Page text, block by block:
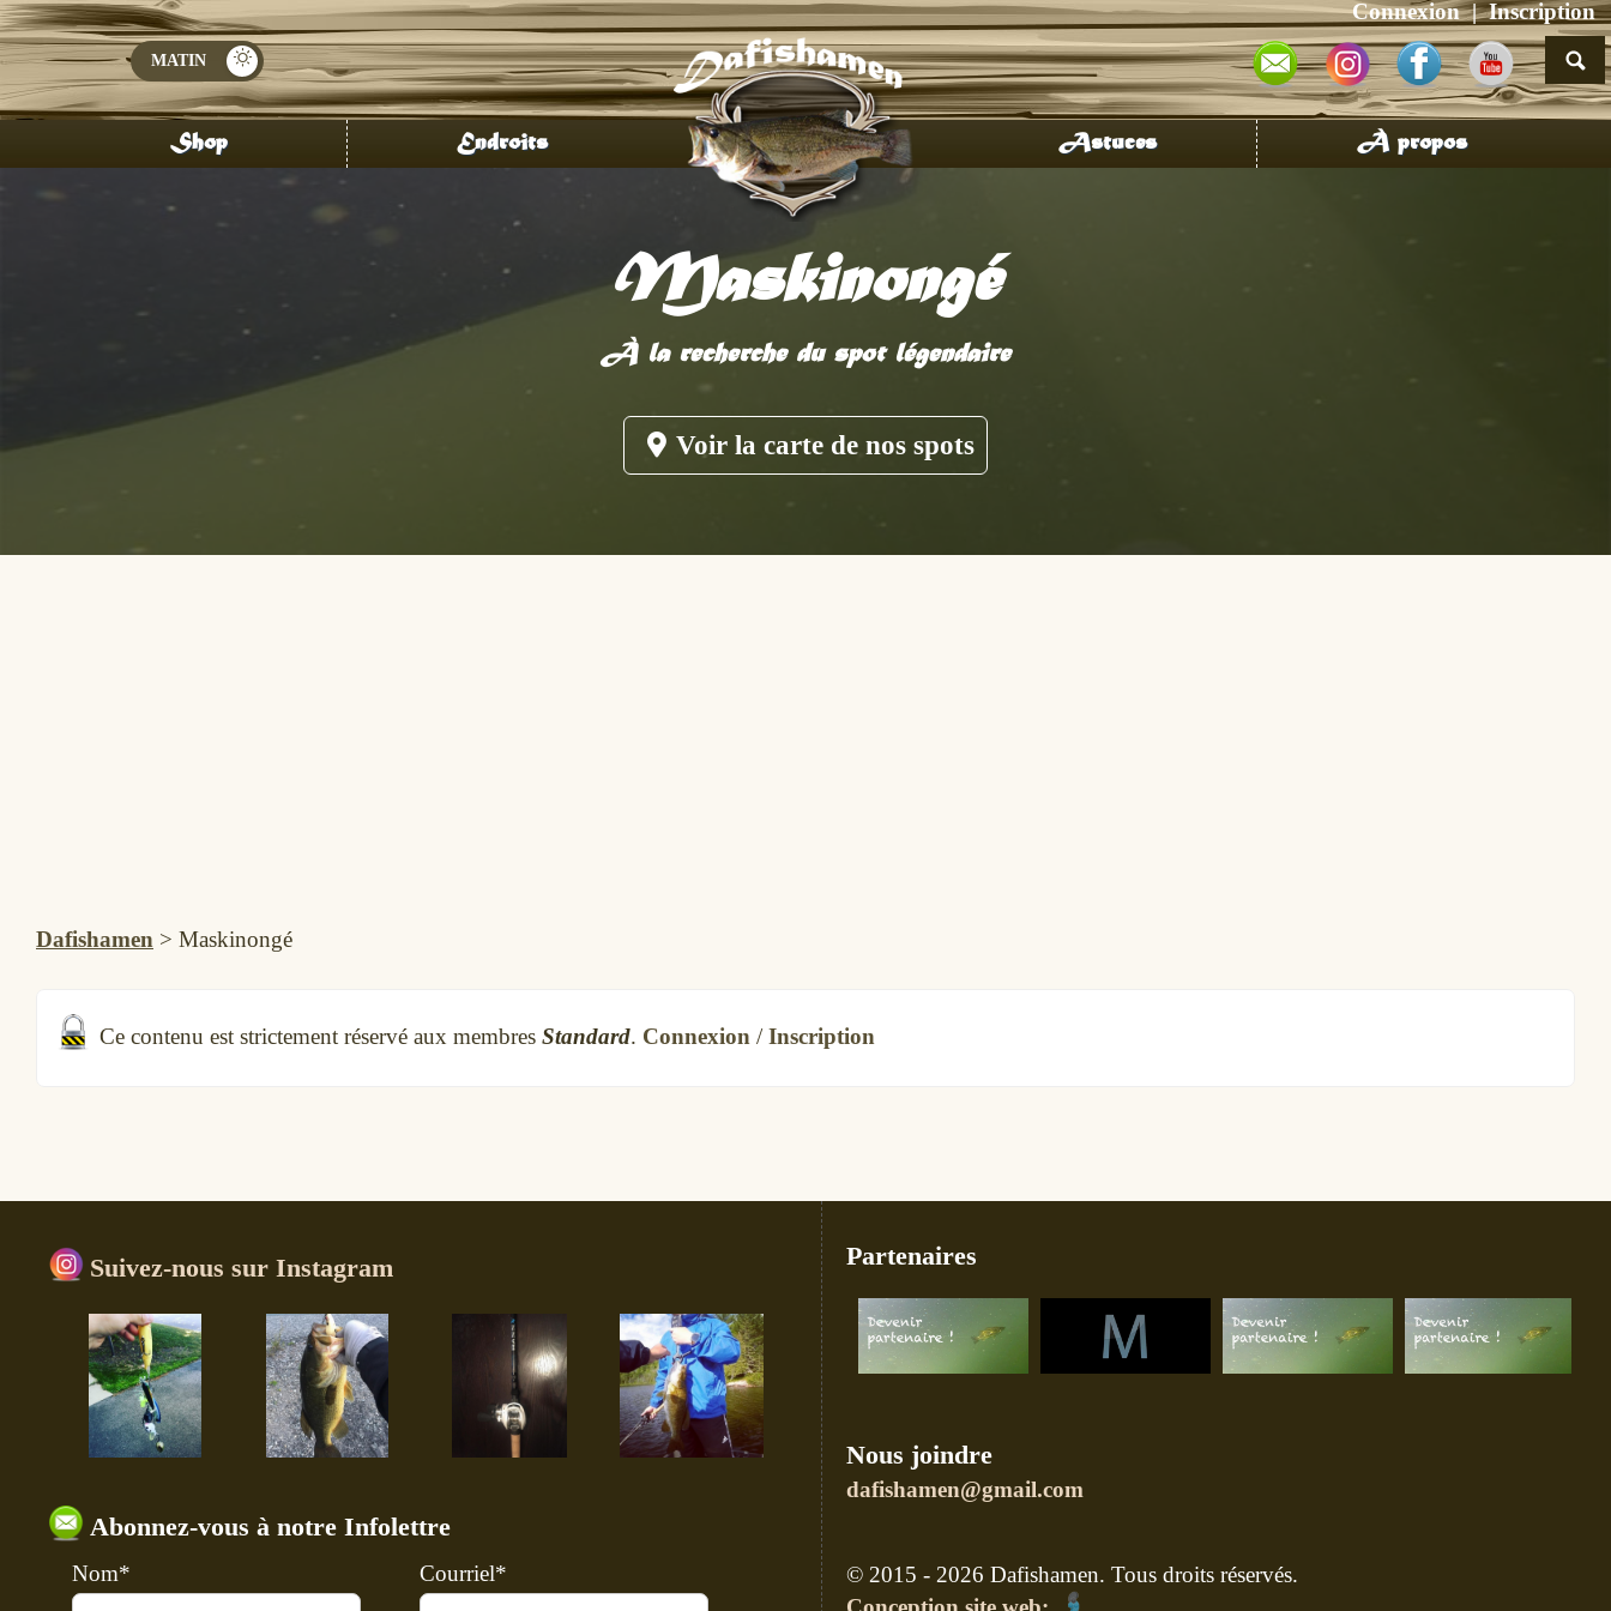
Connexion Inscription
Shop Endroits Astuces À propos
Maskinongé
À la recherche du spot légendaire
Voir la carte de nos spots
Dafishamen > Maskinongé
Ce contenu est strictement réservé aux membres Standard. Connexion /Inscription
Suivez-nous sur Instagram
Abonnez-vous à notre Infolettre
Nom* Courriel*
Partenaires
Nous joindre
dafishamen@gmail.com
© 2015 - 2026 Dafishamen. Tous droits réservés.